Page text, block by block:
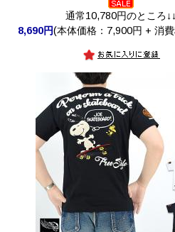
通常10,780円のところ↓↓
8,690円(本体価格：7,900円 + 消